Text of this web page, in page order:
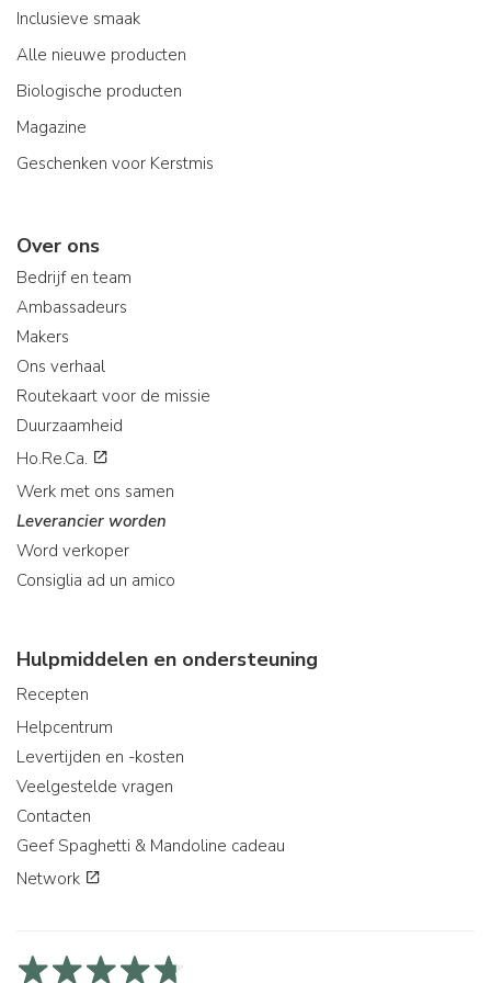
Inclusieve smaak
Alle nieuwe producten
Biologische producten
Magazine
Geschenken voor Kerstmis
Over ons
Bedrijf en team
Ambassadeurs
Makers
Ons verhaal
Routekaart voor de missie
Duurzaamheid
Ho.Re.Ca.
Werk met ons samen
Leverancier worden
Word verkoper
Consiglia ad un amico
Hulpmiddelen en ondersteuning
Recepten
Helpcentrum
Levertijden en -kosten
Veelgestelde vragen
Contacten
Geef Spaghetti & Mandoline cadeau
Network